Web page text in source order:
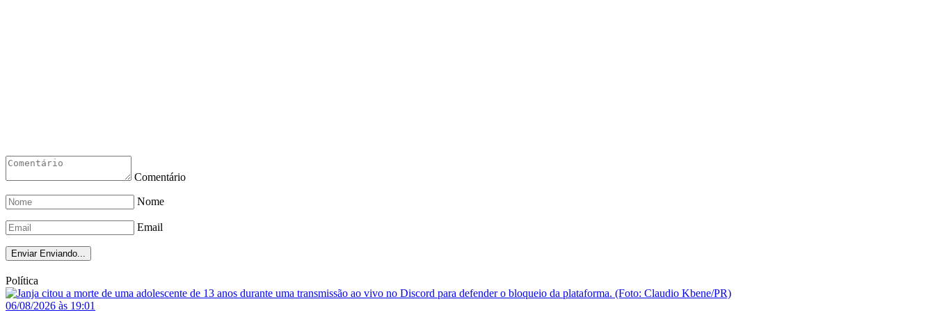
Comentário
Nome
Email
Enviar Enviando...
Política
06/08/2026 às 19:01